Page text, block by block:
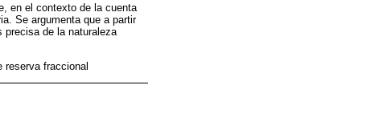
en el contexto de la cuenta
Se argumenta que a partir
precisa de la naturaleza
reserva fraccional